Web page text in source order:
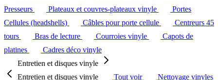
Presseurs
Plateaux et couvres-plateaux vinyle
Portes
Cellules (headshells)
Câbles pour porte cellule
Centreurs 45
tours
Bras de lecture Courroies vinyle
Capots de
platines
Cadres déco vinyle
Entretien et disques vinyle
Entretien et disques vinyle
Tout voir
Nettoyage vinyles